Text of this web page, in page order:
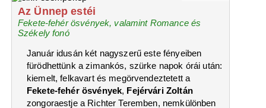
Az Ünnep estéi
Fekete-fehér ösvények, valamint Romance és
Székely fonó
Január idusán két nagyszerű este fényeiben
fürödhettünk a zimankós, szürke napok órái után:
kiemelt, felkavart és megörvendeztetett a
Fekete-fehér ösvények, Fejérvári Zoltán
zongoraestje a Richter Teremben, nemkülönben